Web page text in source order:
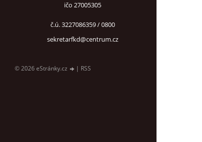
ičo 27005305
č.ú. 3227086359 / 0800
sekretarfkd@centrum.cz
© 2026 eStránky.cz | RSS